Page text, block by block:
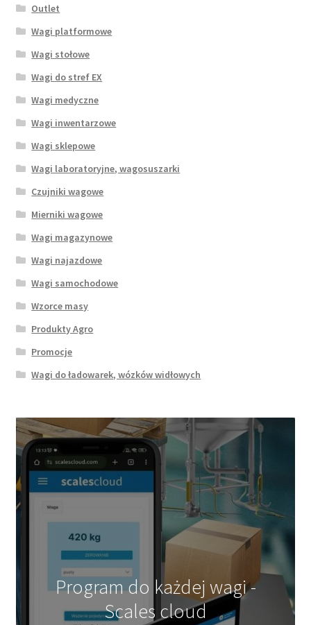
Outlet
Wagi platformowe
Wagi stołowe
Wagi do stref EX
Wagi medyczne
Wagi inwentarzowe
Wagi sklepowe
Wagi laboratoryjne, wagosuszarki
Czujniki wagowe
Mierniki wagowe
Wagi magazynowe
Wagi najazdowe
Wagi samochodowe
Wzorce masy
Produkty Agro
Promocje
Wagi do ładowarek, wózków widłowych
Program do każdej wagi -
Scales cloud